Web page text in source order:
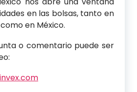
en las bolsas, tanto en
en México.
o comentario puede ser